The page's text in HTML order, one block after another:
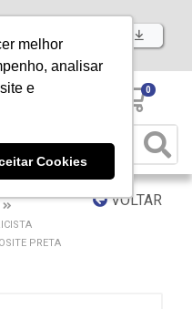
melhor
analisar
e
Cookies
Baixe já nosso APP
0
VOLTAR
PRETA